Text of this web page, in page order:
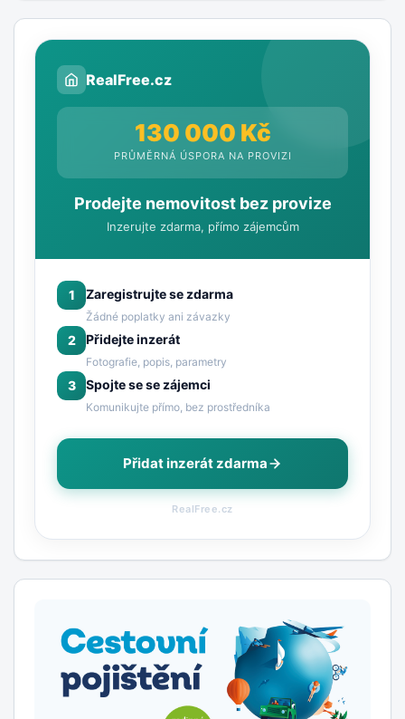
RealFree.cz
130 000 Kč
PRŮMĚRNÁ ÚSPORA NA PROVIZI
Prodejte nemovitost bez provize
Inzerujte zdarma, přímo zájemcům
1 Zaregistrujte se zdarma
Žádné poplatky ani závazky
2 Přidejte inzerát
Fotografie, popis, parametry
3 Spojte se se zájemci
Komunikujte přímo, bez prostředníka
Přidat inzerát zdarma
RealFree.cz